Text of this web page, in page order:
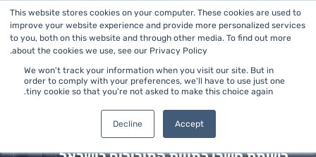
This website stores cookies on your computer. These cookies are used to
improve your website experience and provide more personalized services
to you, both on this website and through other media. To find out more
about the cookies we use, see our Privacy Policy.
We won't track your information when you visit our site. But in
order to comply with your preferences, we'll have to use just one
tiny cookie so that you're not asked to make this choice again.
Accept
Decline
חשב כמויות
מאגר חשבי כמויות